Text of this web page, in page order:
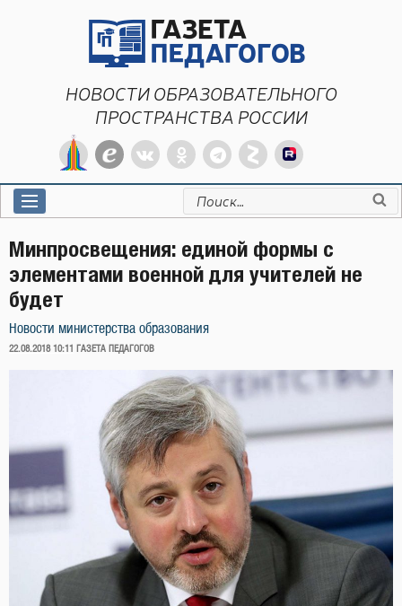
НОВОСТИ ОБРАЗОВАТЕЛЬНОГО
ПРОСТРАНСТВА РОССИИ
Искать:
Минпросвещения: единой формы с
элементами военной для учителей не
будет
Новости министерства образования
ОПУБЛИКОВАНО
22.08.2018 10:11 ГАЗЕТА ПЕДАГОГОВ